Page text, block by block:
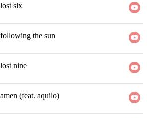
lost six
following the sun
lost nine
amen (feat. aquilo)